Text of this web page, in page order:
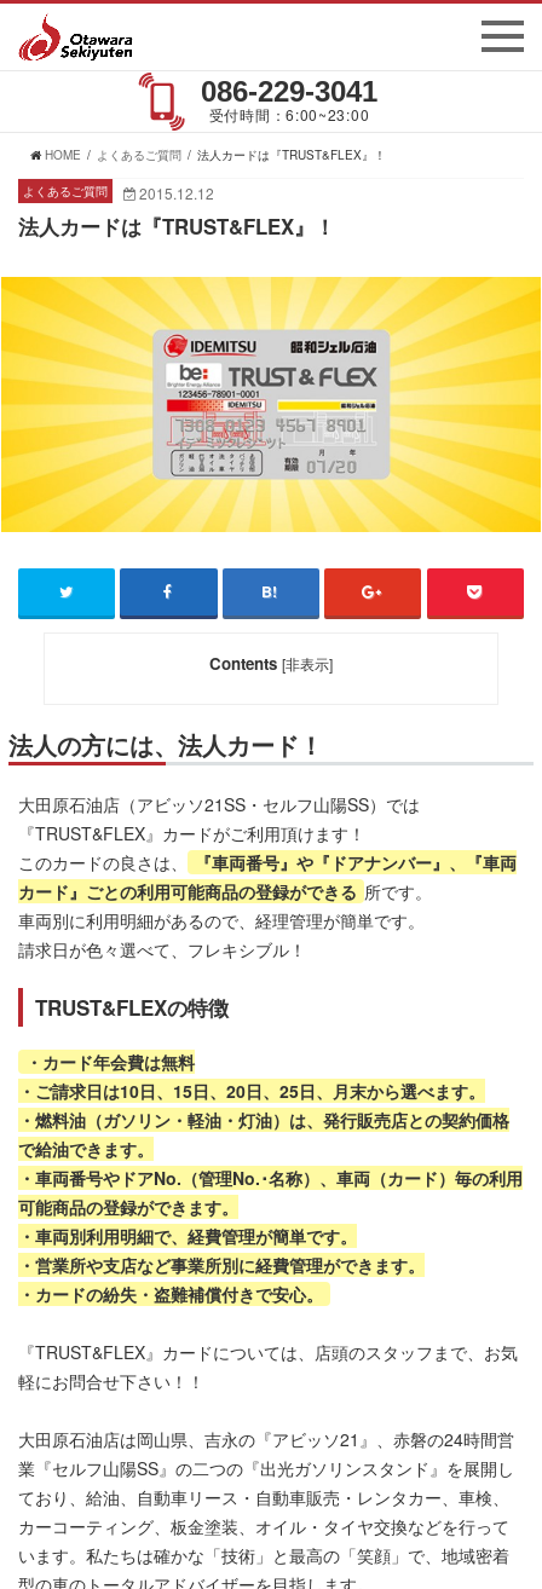
086-229-3041
受付時間：6:00~23:00
HOME よくあるご質問 法人カードは『TRUST&FLEX』！
よくあるご質問 2015.12.12
法人カードは『TRUST&FLEX』！
Contents [非表示]
法人の方には、法人カード！
大田原石油店（アビッソ21SS・セルフ山陽SS）では
『TRUST&FLEX』カードがご利用頂けます！
このカードの良さは、
『車両番号』や『ドアナンバー』、『車両
カード』ごとの利用可能商品の登録ができる 所です。
車両別に利用明細があるので、経理管理が簡単です。
請求日が色々選べて、フレキシブル！
TRUST&FLEXの特徴
・カード年会費は無料
・ご請求日は10日、15日、20日、25日、月末から選べます。
・燃料油（ガソリン・軽油・灯油）は、発行販売店との契約価格
で給油できます。
・車両番号やドアNo.（管理No.･名称）、車両（カード）毎の利用
可能商品の登録ができます。
・車両別利用明細で、経費管理が簡単です。
・営業所や支店など事業所別に経費管理ができます。
・カードの紛失・盗難補償付きで安心。
『TRUST&FLEX』カードについては、店頭のスタッフまで、お気
軽にお問合せ下さい！！
大田原石油店は岡山県、吉永の『アビッソ21』、赤磐の24時間営
業『セルフ山陽SS』の二つの『出光ガソリンスタンド』を展開し
ており、給油、自動車リース・自動車販売・レンタカー、車検、
カーコーティング、板金塗装、オイル・タイヤ交換などを行って
います。私たちは確かな「技術」と最高の「笑顔」で、地域密着